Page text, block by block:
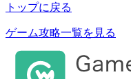
トップに戻る
ゲーム攻略一覧を見る